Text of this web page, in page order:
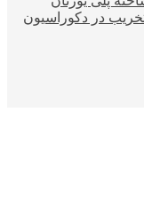
در دکوراسیون